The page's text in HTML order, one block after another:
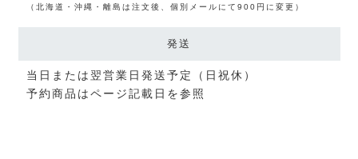
（北海道・沖縄・離島は注文後、個別メールにて900円に変更）
発送
当日または翌営業日発送予定（日祝休）
予約商品はページ記載日を参照